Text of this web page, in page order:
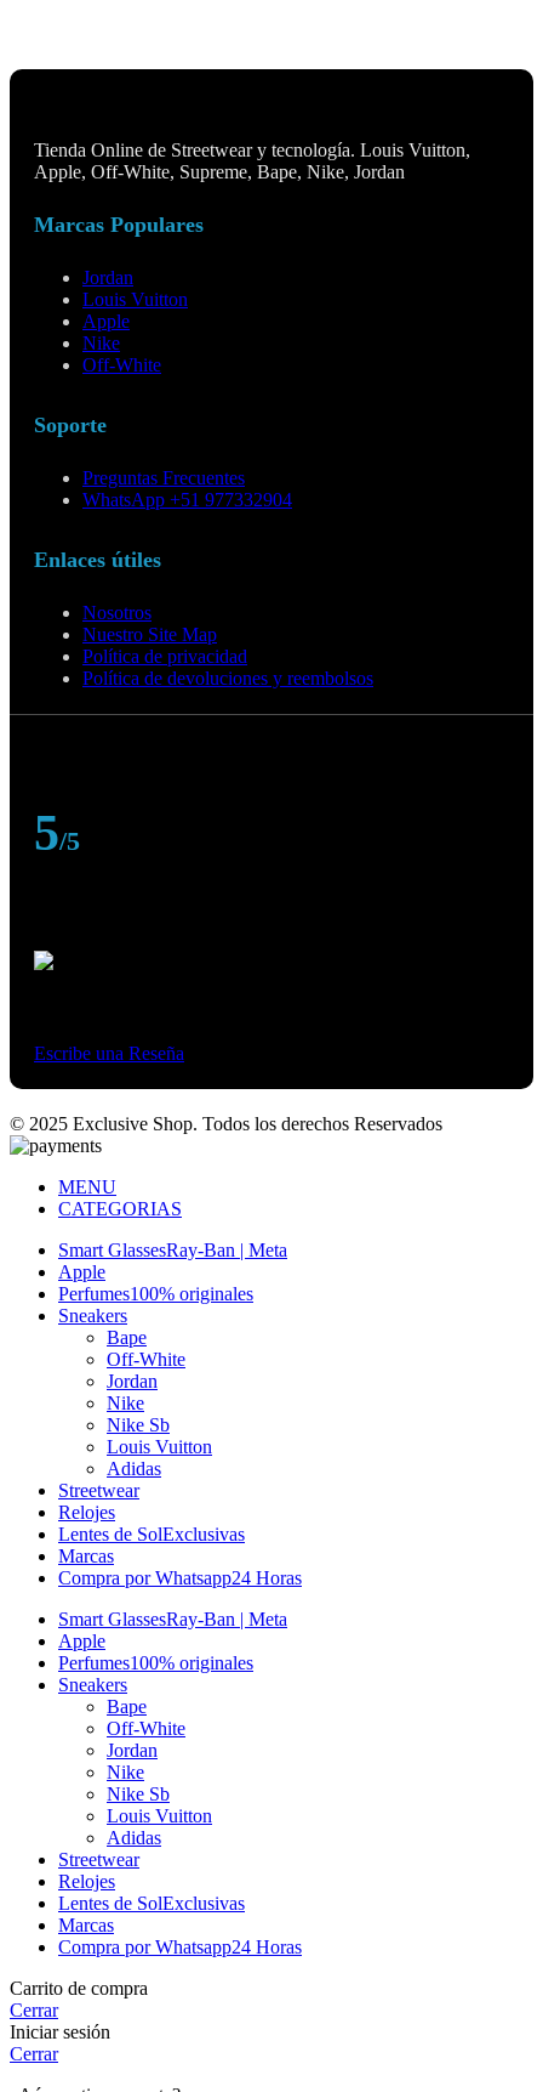
Tienda Online de Streetwear y tecnología. Louis Vuitton,
Apple, Off-White, Supreme, Bape, Nike, Jordan
Marcas Populares
Jordan
Louis Vuitton
Apple
Nike
Off-White
Soporte
Preguntas Frecuentes
WhatsApp +51 977332904
Enlaces útiles
Nosotros
Nuestro Site Map
Política de privacidad
Política de devoluciones y reembolsos
5/5
Escribe una Reseña
© 2025 Exclusive Shop. Todos los derechos Reservados
MENU
CATEGORIAS
Smart GlassesRay-Ban | Meta
Apple
Perfumes100% originales
Sneakers
Bape
Off-White
Jordan
Nike
Nike Sb
Louis Vuitton
Adidas
Streetwear
Relojes
Lentes de SolExclusivas
Marcas
Compra por Whatsapp24 Horas
Smart GlassesRay-Ban | Meta
Apple
Perfumes100% originales
Sneakers
Bape
Off-White
Jordan
Nike
Nike Sb
Louis Vuitton
Adidas
Streetwear
Relojes
Lentes de SolExclusivas
Marcas
Compra por Whatsapp24 Horas
Carrito de compra
Cerrar
Iniciar sesión
Cerrar